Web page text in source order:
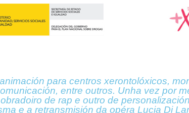
para centros xerontolóxicos,
entre outros. Unha vez por
de rap e outro de
e a retransmisión da opéra Lucia Di